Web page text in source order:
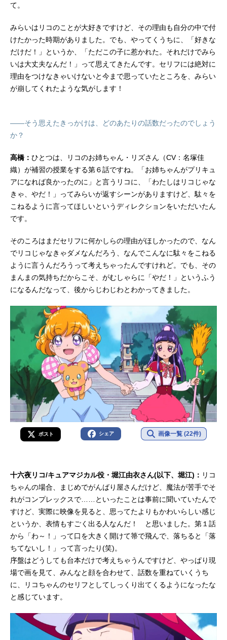
て。
みらいはリコのことが大好きですけど、その理由も自分の中で付
けたかった時期がありました。でも、やってくうちに、「好きな
だけだ！」というか、「ただこの子に惹かれた。それだけでみら
いは大丈夫なんだ！」って思えてきたんです。セリフには絶対に
理由をつけなきゃいけないと今まで思っていたところを、みらい
が崩してくれたような気がします！
――そう思えたきっかけは、どのあたりの話数だったのでしょう
か？
高橋： ひとつは、リコのお姉ちゃん・リズさん（CV：名塚佳
織）が補習の授業をする第６話ですね。「お姉ちゃんがプリキュ
アになれば良かったのに」と言うリコに、「わたしはリコじゃな
きゃ、やだ！」ってみらいが返すシーンがありますけど、駄々を
こねるように言ってほしいというディレクションをいただいたん
です。
そのころはまだセリフに何かしらの理由がほしかったので、なん
でリコじゃなきゃダメなんだろう、なんでこんなに駄々をこねる
ように言うんだろうって考えちゃったんですけれど。でも、その
まんまの気持ちだからこそ、がむしゃらに「やだ！」というふう
になるんだなって、後からじわじわとわかってきました。
ポスト シェア 画像一覧 (22件)
十六夜リコ/キュアマジカル役・堀江由衣さん(以下、堀江)： リコ
ちゃんの場合、まじめでがんばり屋さんだけど、魔法が苦手でそ
れがコンプレックスで……といったことは事前に聞いていたんで
すけど、実際に映像を見ると、思ってたよりもかわいらしい感じ
というか、表情もすごく出る人なんだ！ と思いました。第１話
から「わ～！」って口を大きく開けて箒で飛んで、落ちると「落
ちてないし！」って言ったり(笑)。
序盤はどうしても台本だけで考えちゃうんですけど、やっぱり現
場で画を見て、みんなと顔を合わせて、話数を重ねていくうち
に、リコちゃんのセリフとしてしっくり出てくるようになったな
と感じています。